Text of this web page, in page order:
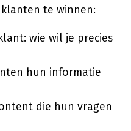
te winnen:
wie wil je precies
hun informatie
die hun vragen